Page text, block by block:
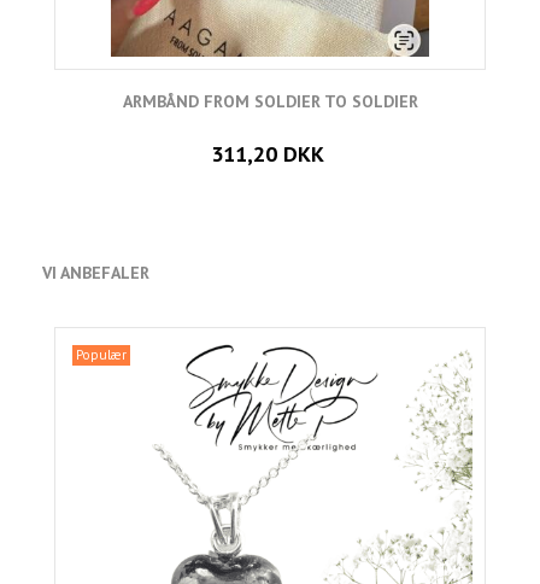
ARMBÅND FROM SOLDIER TO SOLDIER
311,20 DKK
VI ANBEFALER
Populær